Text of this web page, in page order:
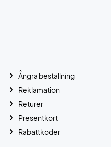
Ångra beställning
Reklamation
Returer
Presentkort
Rabattkoder